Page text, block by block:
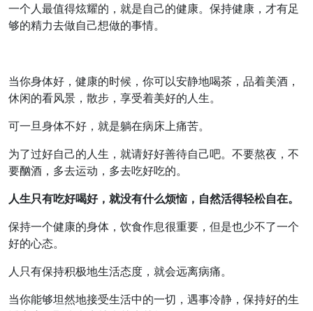
一个人最值得炫耀的，就是自己的健康。保持健康，才有足
够的精力去做自己想做的事情。
当你身体好，健康的时候，你可以安静地喝茶，品着美酒，
休闲的看风景，散步，享受着美好的人生。
可一旦身体不好，就是躺在病床上痛苦。
为了过好自己的人生，就请好好善待自己吧。不要熬夜，不
要酗酒，多去运动，多去吃好吃的。
人生只有吃好喝好，就没有什么烦恼，自然活得轻松自在。
保持一个健康的身体，饮食作息很重要，但是也少不了一个
好的心态。
人只有保持积极地生活态度，就会远离病痛。
当你能够坦然地接受生活中的一切，遇事冷静，保持好的生